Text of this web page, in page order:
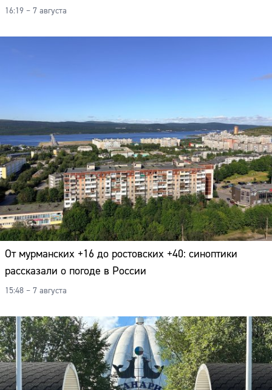
16:19 – 7 августа
От мурманских +16 до ростовских +40: синоптики
рассказали о погоде в России
15:48 – 7 августа